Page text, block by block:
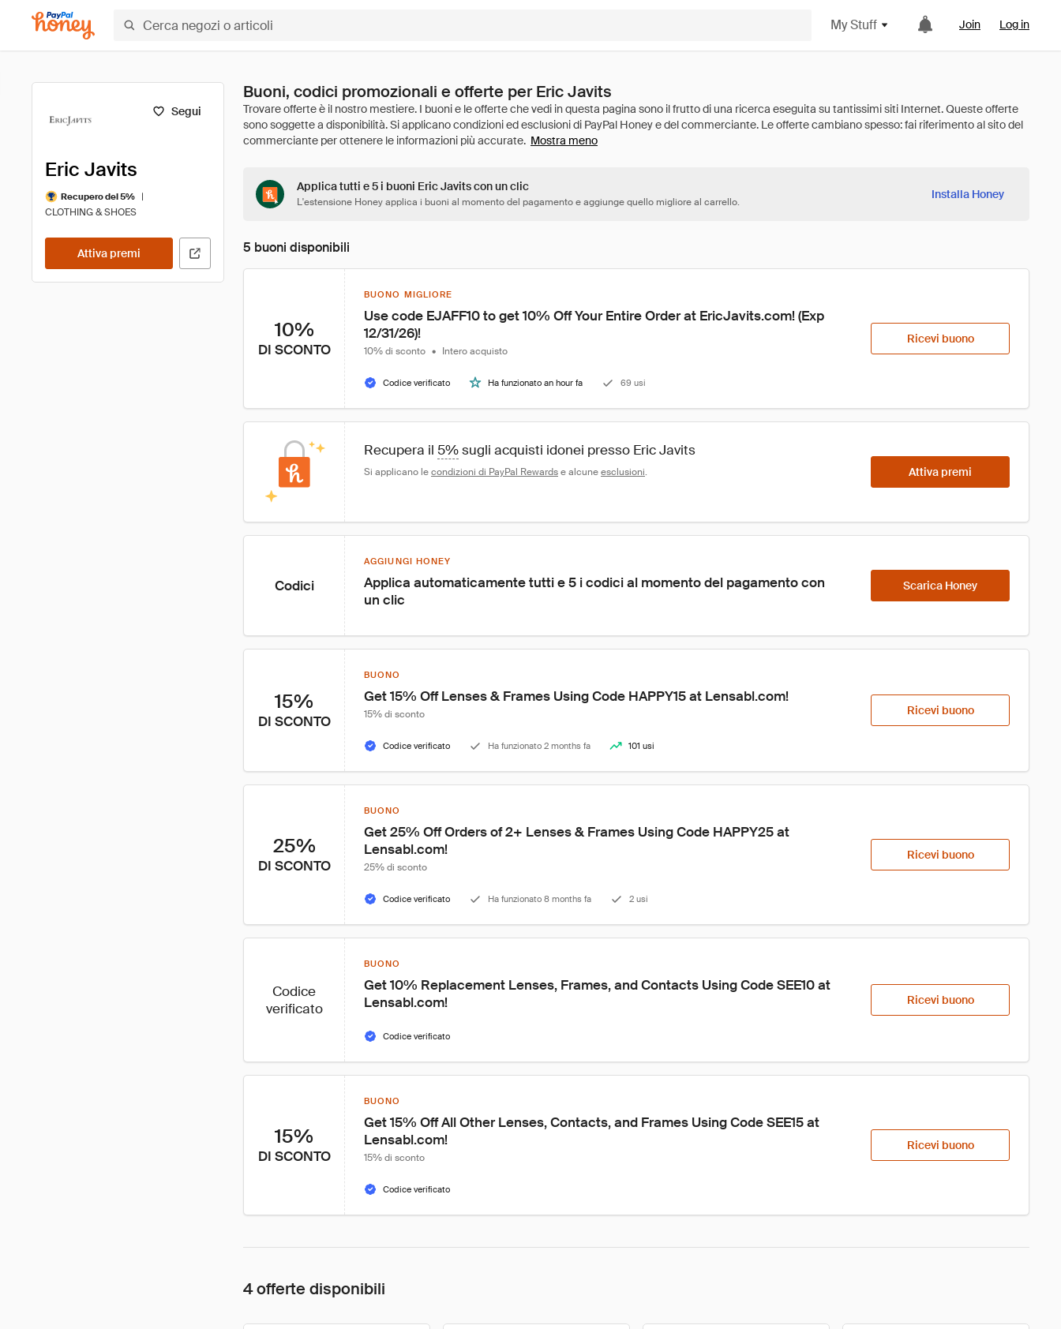
My Stuff Join Log in
Segui
Eric Javits
Recupero del 5%
|
CLOTHING & SHOES
Attiva premi
Buoni, codici promozionali e offerte per Eric Javits
Mostra meno
Applica tutti e 5 i buoni Eric Javits con un clic
L'estensione Honey applica i buoni al momento del pagamento e aggiunge quello migliore al carrello.
Installa Honey
5 buoni disponibili
10%
DI SCONTO
BUONO MIGLIORE
Use code EJAFF10 to get 10% Off Your Entire Order at EricJavits.com! (Exp
12/31/26)!
10% di sconto • Intero acquisto
Codice verificato Ha funzionato an hour fa 69 usi
Ricevi buono
Recupera il 5% sugli acquisti idonei presso Eric Javits
Si applicano le condizioni di PayPal Rewards e alcune esclusioni. Attiva premi
Codici
AGGIUNGI HONEY
Applica automaticamente tutti e 5 i codici al momento del pagamento con
un clic
Scarica Honey
15%
DI SCONTO
BUONO
Get 15% Off Lenses & Frames Using Code HAPPY15 at Lensabl.com!
15% di sconto
Codice verificato Ha funzionato 2 months fa 101 usi
Ricevi buono
25%
DI SCONTO
BUONO
Get 25% Off Orders of 2+ Lenses & Frames Using Code HAPPY25 at
Lensabl.com!
25% di sconto
Codice verificato Ha funzionato 8 months fa 2 usi
Ricevi buono
Codice
verificato
BUONO
Get 10% Replacement Lenses, Frames, and Contacts Using Code SEE10 at
Lensabl.com!
Codice verificato
Ricevi buono
15%
DI SCONTO
BUONO
Get 15% Off All Other Lenses, Contacts, and Frames Using Code SEE15 at
Lensabl.com!
15% di sconto
Codice verificato
Ricevi buono
4 offerte disponibili